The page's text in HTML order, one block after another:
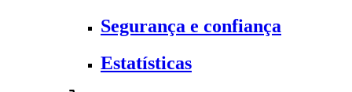
Segurança e confiança
Estatísticas